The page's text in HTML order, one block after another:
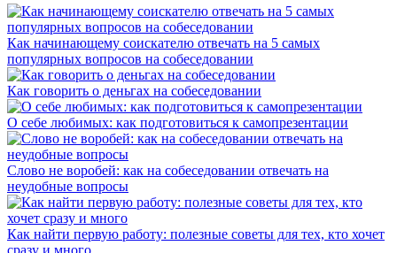
Как начинающему соискателю отвечать на 5 самых
популярных вопросов на собеседовании
Как говорить о деньгах на собеседовании
О себе любимых: как подготовиться к самопрезентации
Слово не воробей: как на собеседовании отвечать на
неудобные вопросы
Как найти первую работу: полезные советы для тех, кто хочет
сразу и много